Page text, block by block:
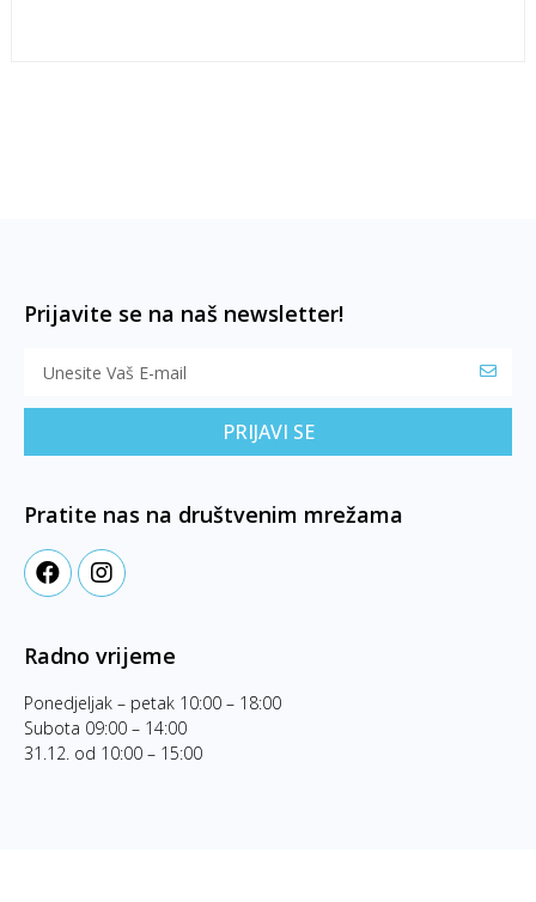
Prijavite se na naš newsletter!
PRIJAVI SE
Pratite nas na društvenim mrežama
Radno vrijeme
Ponedjeljak – petak 10:00 – 18:00
Subota 09:00 – 14:00
31.12. od 10:00 – 15:00